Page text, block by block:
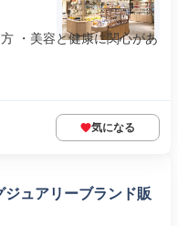
・美容と健康に関心があ
気になる
ュアリーブランド販